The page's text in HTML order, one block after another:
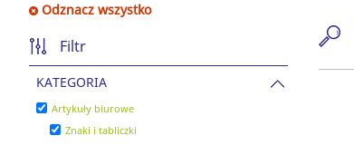
Odznacz wszystko
Filtr
KATEGORIA
Artykuły biurowe
Znaki i tabliczki